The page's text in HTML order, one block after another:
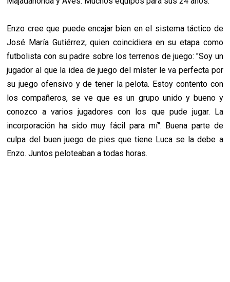
Enzo cree que puede encajar bien en el sistema táctico de
José María Gutiérrez, quien coincidiera en su etapa como
futbolista con su padre sobre los terrenos de juego: "Soy un
jugador al que la idea de juego del míster le va perfecta por
su juego ofensivo y de tener la pelota. Estoy contento con
los compañeros, se ve que es un grupo unido y bueno y
conozco a varios jugadores con los que pude jugar. La
incorporación ha sido muy fácil para mí". Buena parte de
culpa del buen juego de pies que tiene Luca se la debe a
Enzo. Juntos peloteaban a todas horas.